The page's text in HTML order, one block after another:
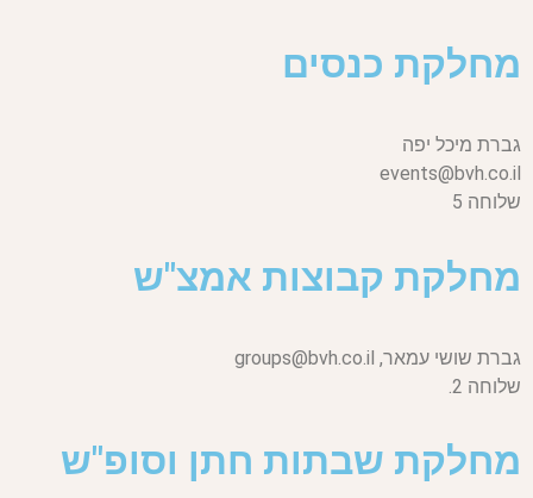
מחלקת כנסים
גברת מיכל יפה
events@bvh.co.il
שלוחה 5
מחלקת קבוצות אמצ"ש
גברת שושי עמאר, groups@bvh.co.il
שלוחה 2.
מחלקת שבתות חתן וסופ"ש